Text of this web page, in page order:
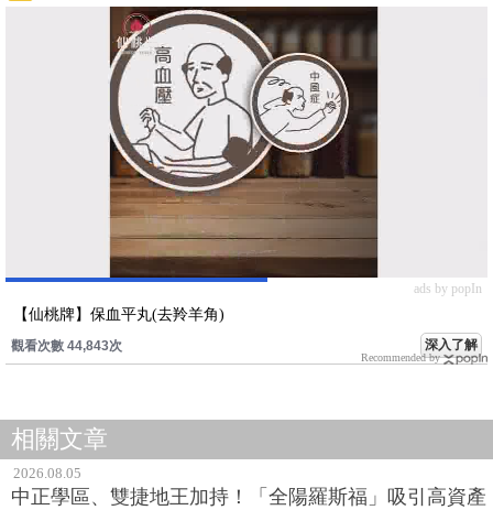
ads by popIn
【仙桃牌】保血平丸(去羚羊角)
觀看次數 44,843次 深入了解
Recommended by
相關文章
2026.08.05
中正學區、雙捷地王加持！「全陽羅斯福」吸引高資產